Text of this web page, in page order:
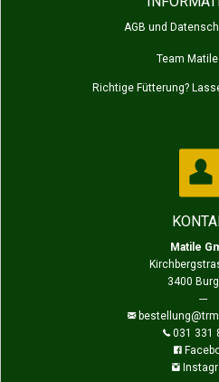
AGB und
Team Matile
Richtige Fütterung?
Matile
3400
---
031 331